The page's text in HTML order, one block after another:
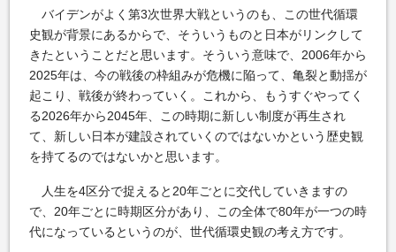
バイデンがよく第3次世界大戦というのも、この世代循環
史観が背景にあるからで、そういうものと日本がリンクして
きたということだと思います。そういう意味で、2006年から
2025年は、今の戦後の枠組みが危機に陥って、亀裂と動揺が
起こり、戦後が終わっていく。これから、もうすぐやってく
る2026年から2045年、この時期に新しい制度が再生され
て、新しい日本が建設されていくのではないかという歴史観
を持てるのではないかと思います。
人生を4区分で捉えると20年ごとに交代していきますの
で、20年ごとに時期区分があり、この全体で80年が一つの時
代になっているというのが、世代循環史観の考え方です。